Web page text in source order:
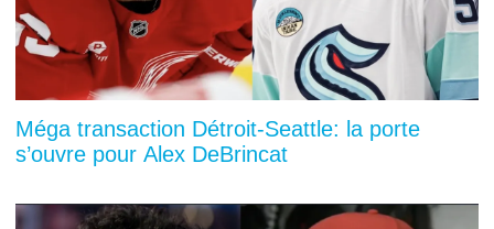
Méga transaction Détroit-Seattle: la porte
s’ouvre pour Alex DeBrincat